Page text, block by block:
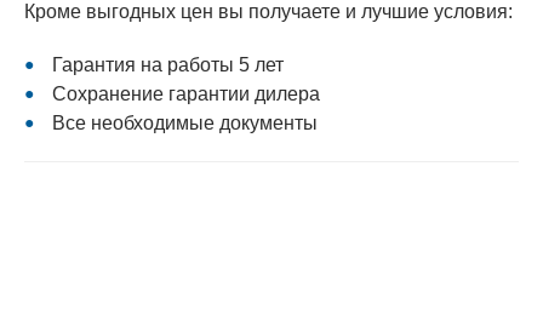
Кроме выгодных цен вы получаете и лучшие условия:
Гарантия на работы 5 лет
Сохранение гарантии дилера
Все необходимые документы